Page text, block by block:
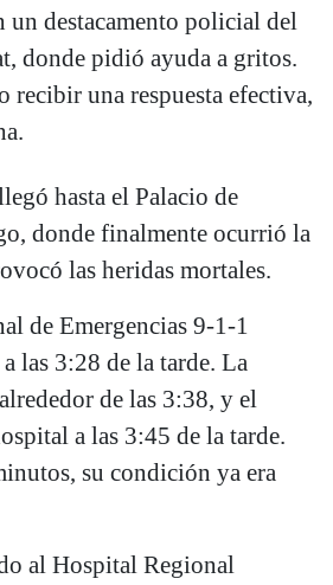
un destacamento policial del
donde pidió ayuda a gritos.
recibir una respuesta efectiva,
hasta el Palacio de
donde finalmente ocurrió la
las heridas mortales.
de Emergencias 9-1-1
las 3:28 de la tarde. La
de las 3:38, y el
a las 3:45 de la tarde.
su condición ya era
al Hospital Regional